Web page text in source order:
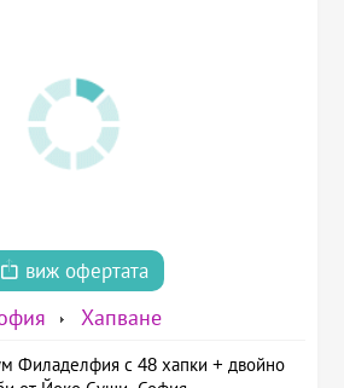
виж офертата
Хапване
Филаделфия с 48 хапки + двойно